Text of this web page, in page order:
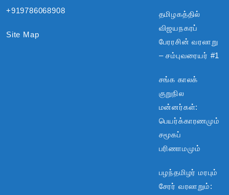
+919786068908
Site Map
தமிழகத்தில்
விஜயநகரப்
பேரரசின் வரலாறு
– சம்புவரையர் #1
சங்க காலக்
குறுநில
மன்னர்கள்:
பெயர்க்காரணமும்
சமூகப்
பரிணாமமும்
பழந்தமிழர் மரபும்
சேரர் வரலாறும்: